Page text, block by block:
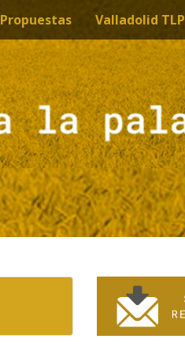
Propuestas Valladolid TLP